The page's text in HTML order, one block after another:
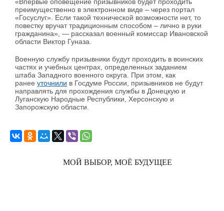
преимущественно в электронном виде – через портал
«Госуслуг». Если такой технической возможности нет, то
повестку вручат традиционным способом – лично в руки
гражданина», — рассказал военный комиссар Ивановской
области Виктор Гуназа.
Военную службу призывники будут проходить в воинских
частях и учебных центрах, определенных заданием
штаба Западного военного округа. При этом, как
ранее уточнили в Госдуме России, призывников не будут
направлять для прохождения службы в Донецкую и
Луганскую Народные Республики, Херсонскую и
Запорожскую области.
МОЙ ВЫБОР, МОЁ БУДУЩЕЕ